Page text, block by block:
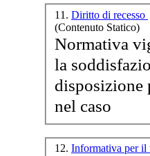
11. Diritto di recesso
(Contenuto Statico)
la
disposizione
nel caso
12. Informativa per il